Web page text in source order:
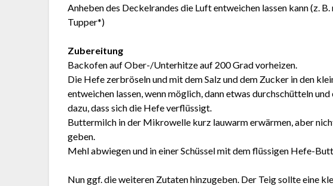
Anheben des Deckelrandes die Luft entweichen lassen kann (z.
Tupper*)
Zubereitung
Backofen auf Ober-/Unterhitze auf 200 Grad vorheizen.
Die Hefe zerbröseln und mit dem Salz und dem Zucker in den
entweichen lassen, wenn möglich, dann etwas durchschütteln
dazu, dass sich die Hefe verflüssigt.
Buttermilch in der Mikrowelle kurz lauwarm erwärmen, aber
geben.
Mehl abwiegen und in einer Schüssel mit dem flüssigen Hefe-
Nun ggf. die weiteren Zutaten hinzugeben. Der Teig sollte eine